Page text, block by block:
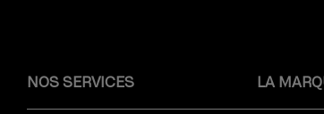
NOS SERVICES LA